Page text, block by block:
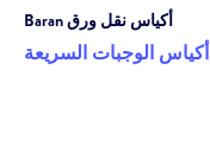
Baranأكياس نقل ورق
أكياس الوجبات السريعة